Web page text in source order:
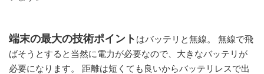
端末の最大の技術ポイント はバッテリと無線。 無線で飛
ばそうとすると当然に電力が必要なので、大きなバッテリが
必要になります。 距離は短くても良いからバッテリレスで出